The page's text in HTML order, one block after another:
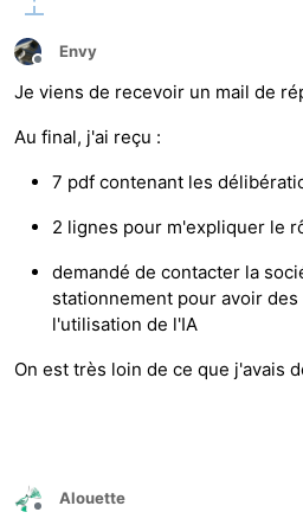
Hors-ligne
Envy
Je viens de recevoir un mail de
Au final, j'ai reçu :
7 pdf contenant les
2 lignes pour m'expliquer le
demandé de contacter la
stationnement pour avoir
l'utilisation de l'IA
On est très loin de ce que j'avais
Hors-ligne
Alouette